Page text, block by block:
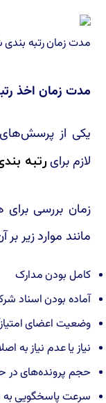
مدت زمان رتبه بندی
مدت زمان اخذ
یکی از
لازم برای رتبه
زمان بررسی
مانند موارد زیر بر
کامل بودن مدارک
آماده بودن اسناد
وضعیت اعضای
نیاز یا عدم نیاز به
حجم پرونده‌های در
سرعت پاسخگویی